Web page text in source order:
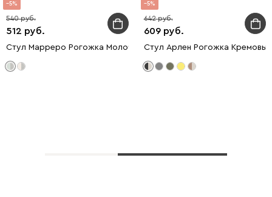
5
512
540
Стул Марреро Рогожка Молочный/Оливковый
5
609
642
Стул Арлен Рогожка